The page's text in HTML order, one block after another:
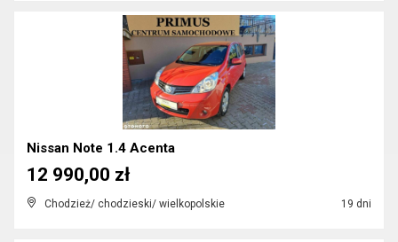
Nissan Note 1.4 Acenta
Chodzież/ chodzieski/ wielkopolskie 19 dni
12 990,00 zł